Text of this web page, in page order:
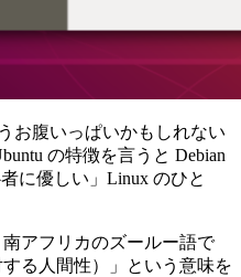
お腹いっぱいかもしれない
の特徴を言うと Debian
に優しい」Linux のひと
アフリカのズールー語で
る人間性）」という意味を